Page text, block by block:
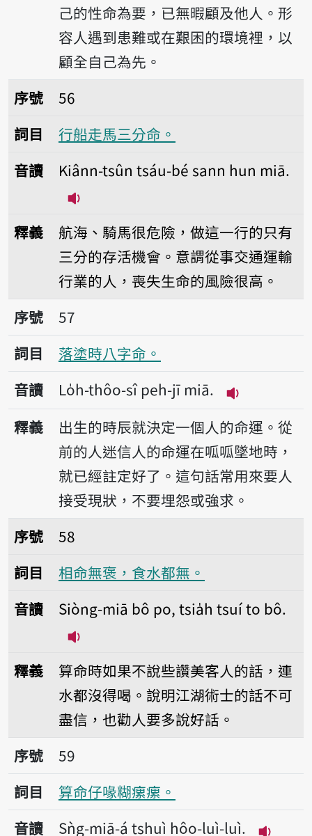
己的性命為要，已無暇顧及他人。形
容人遇到患難或在艱困的環境裡，以
顧全自己為先。
序號56行船走馬三分命。
序號
56
詞目
行船走馬三分命。
音讀
Kiânn-tsûn tsáu-bé sann hun miā.
釋義
航海、騎馬很危險，做這一行的只有
三分的存活機會。意謂從事交通運輸
行業的人，喪失生命的風險很高。
序號57落塗時八字命。
序號
57
詞目
落塗時八字命。
音讀
Lo̍h-thôo-sî peh-jī miā.
播放音讀
釋義
出生的時辰就決定一個人的命運。從
前的人迷信人的命運在呱呱墜地時，
就已經註定好了。這句話常用來要人
接受現狀，不要埋怨或強求。
序號58相命無褒，食水都無。
序號
58
詞目
相命無褒，食水都無。
音讀
Siòng-miā bô po, tsia̍h tsuí to bô.
釋義
算命時如果不說些讚美客人的話，連
水都沒得喝。說明江湖術士的話不可
盡信，也勸人要多說好話。
序號59算命仔喙糊瘰瘰。
序號
59
詞目
算命仔喙糊瘰瘰。
音讀
Sǹg-miā-á tshuì hôo-luì-luì.